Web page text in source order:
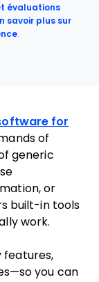
évaluations
savoir plus sur
.
for
of
generic
or
built-in tools
work.
features,
you can